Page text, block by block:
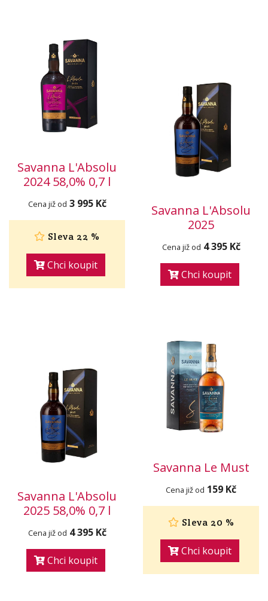
Savanna L'Absolu
2024 58,0% 0,7 l
Cena již od 3 995 Kč
Sleva 22 %
Chci koupit
Savanna L'Absolu
2025
Cena již od 4 395 Kč
Chci koupit
Savanna L'Absolu
2025 58,0% 0,7 l
Cena již od 4 395 Kč
Chci koupit
Savanna Le Must
Cena již od 159 Kč
Sleva 20 %
Chci koupit